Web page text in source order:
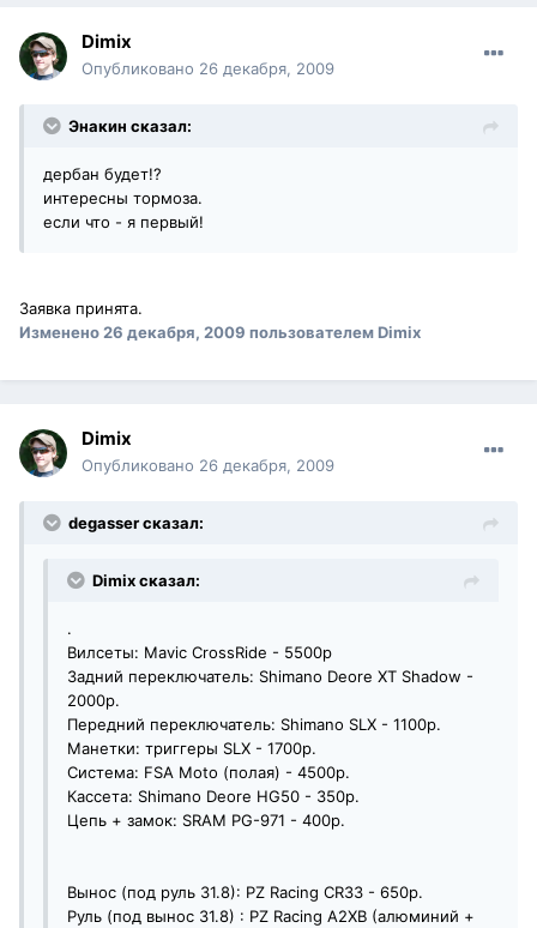
Dimix
Опубликовано 26 декабря, 2009
Энакин сказал:
дербан будет!?
интересны тормоза.
если что - я первый!
Заявка принята.
Изменено26 декабря, 2009 пользователем Dimix
Dimix
Опубликовано 26 декабря, 2009
degasser сказал:
Dimix сказал:
.
Вилсеты: Mavic CrossRide - 5500р
Задний переключатель: Shimano Deore XT Shadow -
2000р.
Передний переключатель: Shimano SLX - 1100р.
Манетки: триггеры SLX - 1700р.
Система: FSA Moto (полая) - 4500р.
Кассета: Shimano Deore HG50 - 350р.
Цепь + замок: SRAM PG-971 - 400р.
Вынос (под руль 31.8): PZ Racing CR33 - 650р.
Руль (под вынос 31.8) : PZ Racing A2XB (алюминий +